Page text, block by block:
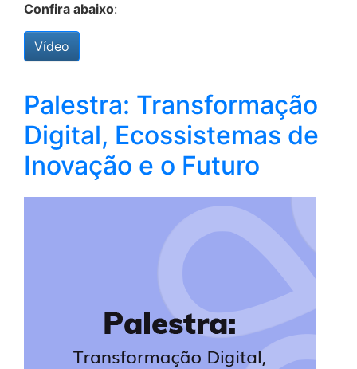
Confira abaixo:
Vídeo
Palestra: Transformação
Digital, Ecossistemas de
Inovação e o Futuro